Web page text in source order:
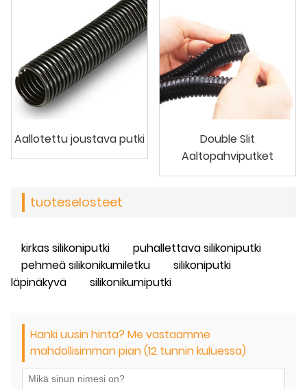
Aallotettu joustava putki
Double Slit
Aaltopahviputket
tuoteselosteet
kirkas silikoniputki
puhallettava silikoniputki
pehmeä silikonikumiletku
silikoniputki
läpinäkyvä
silikonikumiputki
Hanki uusin hinta? Me vastaamme
mahdollisimman pian (12 tunnin kuluessa)